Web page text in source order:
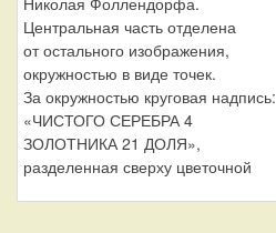
Центральная часть отделена
от остального изображения,
окружностью в виде точек.
За окружностью круговая надпись:
«ЧИСТОГО СЕРЕБРА 4
ЗОЛОТНИКА 21 ДОЛЯ»,
разделенная сверху цветочной